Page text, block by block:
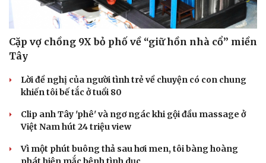
Cặp vợ chồng 9X bỏ phố về “giữ hồn nhà cổ” miền
Tây
Lời đề nghị của người tình trẻ về chuyện có con chung
khiến tôi bế tắc ở tuổi 80
Clip anh Tây 'phê' và ngơ ngác khi gội đầu massage ở
Việt Nam hút 24 triệu view
Vì một phút buông thả sau hơi men, tôi bàng hoàng